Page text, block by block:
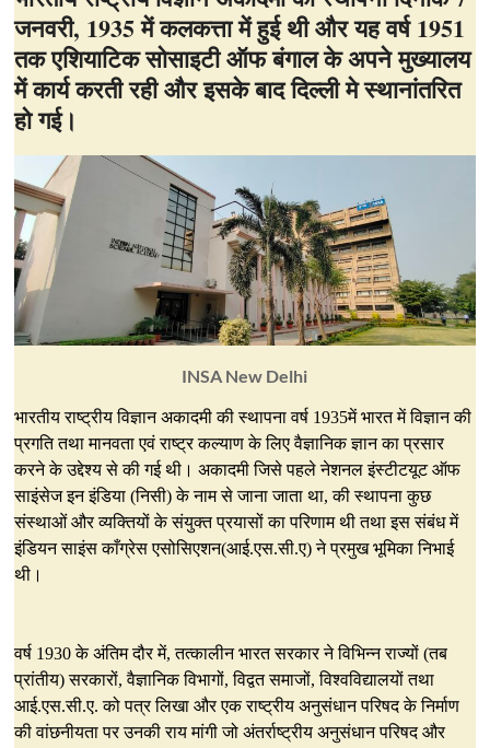
जनवरी, 1935 में कलकत्ता में हुई थी और यह वर्ष 1951
तक एशियाटिक सोसाइटी ऑफ बंगाल के अपने मुख्यालय
में कार्य करती रही और इसके बाद दिल्ली मे स्थानांतरित
हो गई।
INSA New Delhi
भारतीय राष्ट्रीय विज्ञान अकादमी की स्थापना वर्ष 1935में भारत में विज्ञान की
प्रगति तथा मानवता एवं राष्ट्र कल्याण के लिए वैज्ञानिक ज्ञान का प्रसार
करने के उद्देश्य से की गई थी। अकादमी जिसे पहले नेशनल इंस्टीटयूट ऑफ
साइंसेज इन इंडिया (निसी) के नाम से जाना जाता था, की स्थापना कुछ
संस्थाओं और व्यक्तियों के संयुक्त प्रयासों का परिणाम थी तथा इस संबंध में
इंडियन साइंस काँग्रेस एसोसिएशन(आई.एस.सी.ए) ने प्रमुख भूमिका निभाई
थी।
वर्ष 1930 के अंतिम दौर में, तत्कालीन भारत सरकार ने विभिन्न राज्यों (तब
प्रांतीय) सरकारों, वैज्ञानिक विभागों, विद्वत समाजों, विश्वविद्यालयों तथा
आई.एस.सी.ए. को पत्र लिखा और एक राष्ट्रीय अनुसंधान परिषद के निर्माण
की वांछनीयता पर उनकी राय मांगी जो अंतर्राष्ट्रीय अनुसंधान परिषद और